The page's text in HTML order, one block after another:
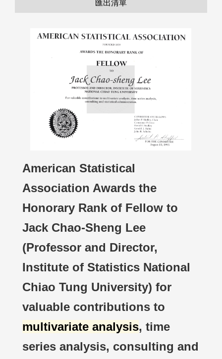
管理者登入
匯出清單
American Statistical
Association Awards the
Honorary Rank of Fellow to
Jack Chao-Sheng Lee
(Professor and Director,
Institute of Statistics National
Chiao Tung University) for
valuable contributions to
multivariate analysis, time
series analysis, consulting and